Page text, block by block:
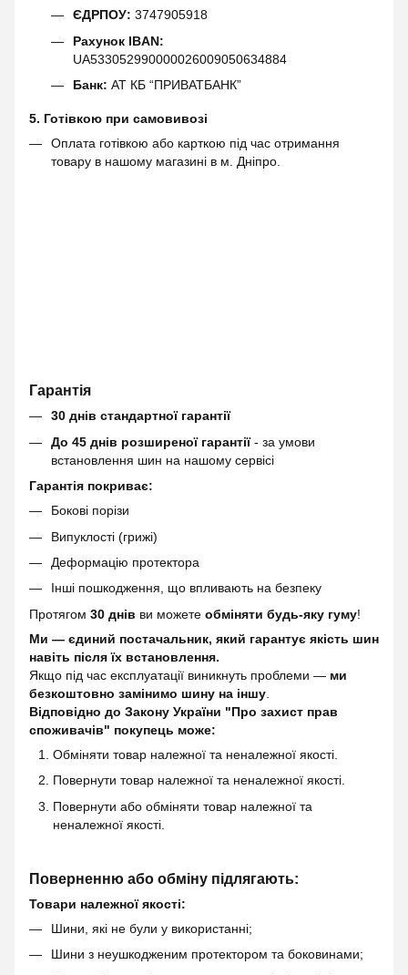
ЄДРПОУ: 3747905918
Рахунок IBAN:
UA533052990000026009050634884
Банк: АТ КБ “ПРИВАТБАНК”
5. Готівкою при самовивозі
Оплата готівкою або карткою під час отримання
товару в нашому магазині в м. Дніпро.
Гарантія
30 днів стандартної гарантії
До 45 днів розширеної гарантії- за умови
встановлення шин на нашому сервісі
Гарантія покриває:
Бокові порізи
Випуклості (грижі)
Деформацію протектора
Інші пошкодження, що впливають на безпеку
Протягом 30 днів ви можете обміняти будь-яку гуму!
Ми — єдиний постачальник, який гарантує якість шин
навіть після їх встановлення.
Якщо під час експлуатації виникнуть проблеми — ми
безкоштовно замінимо шину на іншу
Відповідно до Закону України "Про захист прав
споживачів" покупець може:
Обміняти товар належної та неналежної якості.
Повернути товар належної та неналежної якості.
Повернути або обміняти товар належної та
неналежної якості.
Поверненню або обміну підлягають:
Товари належної якості:
Шини, які не були у використанні;
Шини з неушкодженим протектором та боковинами;